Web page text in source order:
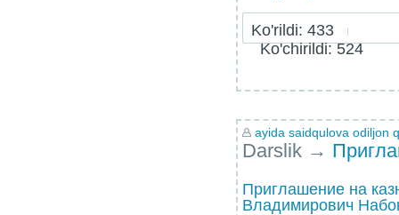
Ko'rildi: 433
Ko'chirildi: 524
ayida saidqulova odiljon
Darslik →
Приглашение на
Владимирович